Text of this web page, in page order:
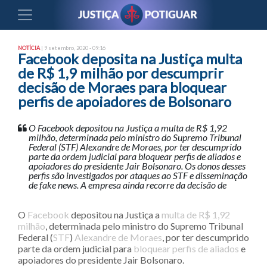
NOTÍCIA | 9 setembro, 2020 - 09:16
Facebook deposita na Justiça multa
de R$ 1,9 milhão por descumprir
decisão de Moraes para bloquear
perfis de apoiadores de Bolsonaro
O Facebook depositou na Justiça a multa de R$ 1,92
milhão, determinada pelo ministro do Supremo Tribunal
Federal (STF) Alexandre de Moraes, por ter descumprido
parte da ordem judicial para bloquear perfis de aliados e
apoiadores do presidente Jair Bolsonaro. Os donos desses
perfis são investigados por ataques ao STF e disseminação
de fake news. A empresa ainda recorre da decisão de
O Facebook depositou na Justiça a multa de R$ 1,92
milhão, determinada pelo ministro do Supremo Tribunal
Federal (STF) Alexandre de Moraes, por ter descumprido
parte da ordem judicial para bloquear perfis de aliados e
apoiadores do presidente Jair Bolsonaro.